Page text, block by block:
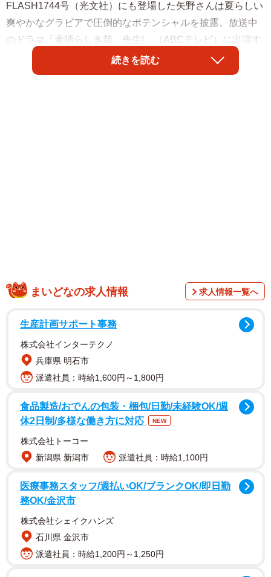
FLASH1744号（光文社）にも登場した矢野さんは夏らしい
爽やかなグラビアで圧倒的なポテンシャルを披露。放送中
のドラマ「素晴らしき哉、先生!」（ABCテレビ）に出演す
るなど、女優としても飛躍する矢野さんはインタビューで
「私は自分が演技をする素質があるって信じているんで
続きを読む
まいどなの求人情報 求人情報一覧へ
生産計画サポート事務
株式会社インターテクノ
兵庫県 明石市
派遣社員：時給1,600円～1,800円
食品製造/おでんの包装・梱包/日勤/未経験OK/週
休2日制/多様な働き方に対応
NEW
株式会社トーコー
新潟県 新潟市
派遣社員：時給1,100円
医療事務スタッフ/週払いOK/ブランクOK/即日勤
務OK/金沢市
株式会社シェイクハンズ
石川県 金沢市
派遣社員：時給1,200円～1,250円